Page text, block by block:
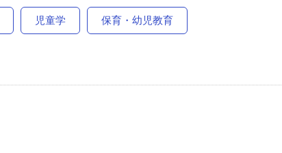
児童学 保育・幼児教育